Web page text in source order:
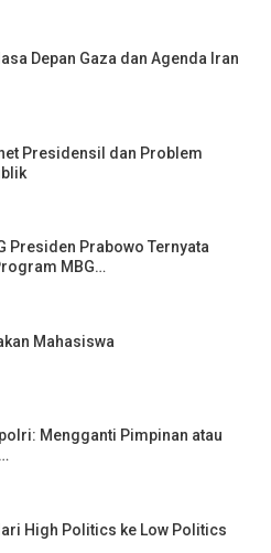
Depan Gaza dan Agenda Iran
Presidensil dan Problem
Presiden Prabowo Ternyata
MBG…
Mahasiswa
Mengganti Pimpinan atau
High Politics ke Low Politics